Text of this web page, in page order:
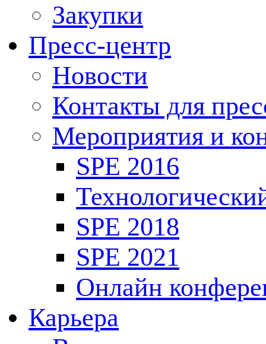
Закупки
Пресс-центр
Новости
Контакты для
Мероприятия и
SPE 2016
SPE 2018
SPE 2021
Онлайн
Карьера